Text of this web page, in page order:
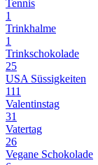
Tennis
1
Trinkhalme
1
Trinkschokolade
25
USA Süssigkeiten
111
Valentinstag
31
Vatertag
26
Vegane Schokolade